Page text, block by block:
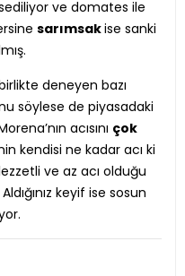
ve domates ile
sarımsakise sanki
deneyen bazı
söylese de piyasadaki
acısını çok
kendisi ne kadar acı ki
ve az acı olduğu
keyif ise sosun